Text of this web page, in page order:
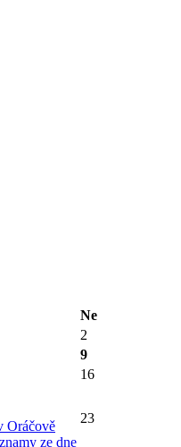
Ne
2
9
16
Oráčově
ze dne
23